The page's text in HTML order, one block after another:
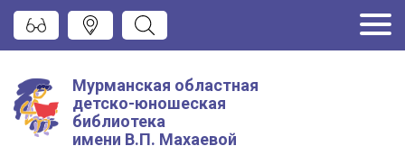
Мурманская областная
детско-юношеская
библиотека
имени В.П. Махаевой